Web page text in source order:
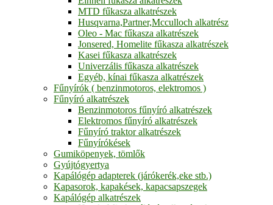
MTD fűkasza alkatrészek
Husqvarna,Partner,Mcculloch alkatrész
Oleo - Mac fűkasza alkatrészek
Jonsered, Homelite fűkasza alkatrészek
Kasei fűkasza alkatrészek
Univerzális fűkasza alkatrészek
Egyéb, kínai fűkasza alkatrészek
Fűnyírók ( benzinmotoros, elektromos )
Fűnyíró alkatrészek
Benzinmotoros fűnyíró alkatrészek
Elektromos fűnyíró alkatrészek
Fűnyíró traktor alkatrészek
Fűnyírókések
Gumiköpenyek, tömlők
Gyújtógyertya
Kapálógép adapterek (járókerék,eke stb.)
Kapasorok, kapakések, kapacsapszegek
Kapálógép alkatrészek